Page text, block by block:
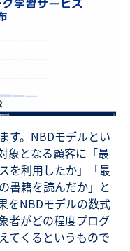
す。NBDモデルとい
象となる顧客に「最
を利用したか」「最
書籍を読んだか」と
をNBDモデルの数式
者がどの程度プログ
てくるというもので